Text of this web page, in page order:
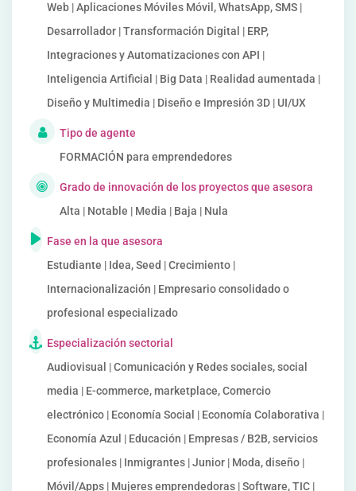
Web | Aplicaciones Móviles Móvil, WhatsApp, SMS |
Desarrollador | Transformación Digital | ERP,
Integraciones y Automatizaciones con API |
Inteligencia Artificial | Big Data | Realidad aumentada |
Diseño y Multimedia | Diseño e Impresión 3D | UI/UX
Tipo de agente
FORMACIÓN para emprendedores
Grado de innovación de los proyectos que asesora
Alta | Notable | Media | Baja | Nula
Fase en la que asesora
Estudiante | Idea, Seed | Crecimiento |
Internacionalización | Empresario consolidado o
profesional especializado
Especialización sectorial
Audiovisual | Comunicación y Redes sociales, social
media | E-commerce, marketplace, Comercio
electrónico | Economía Social | Economía Colaborativa |
Economía Azul | Educación | Empresas / B2B, servicios
profesionales | Inmigrantes | Junior | Moda, diseño |
Móvil/Apps | Mujeres emprendedoras | Software, TIC |